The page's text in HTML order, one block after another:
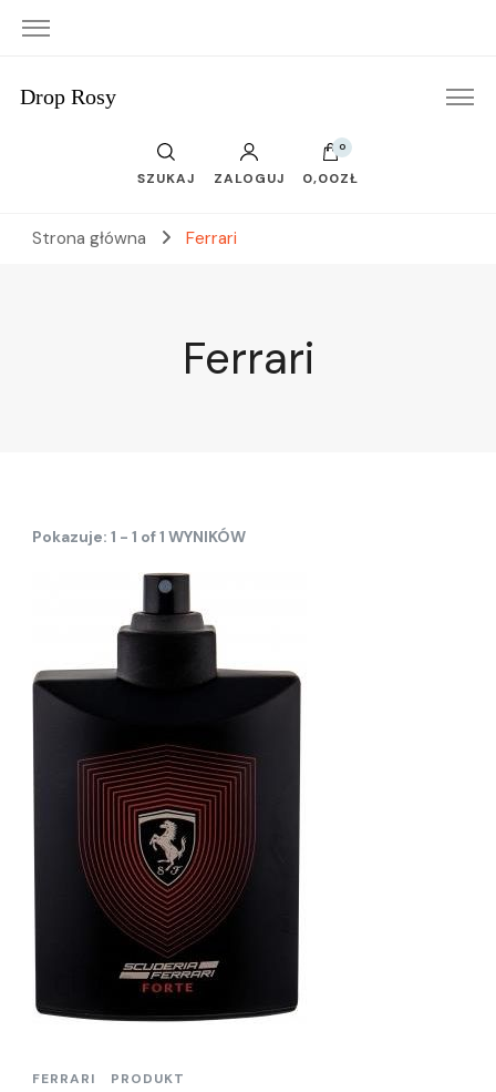
Drop Rosy
SZUKAJ ZALOGUJ
0
0,00ZŁ
Strona główna Ferrari
Ferrari
Pokazuje: 1 - 1 of 1 WYNIKÓW
FERRARI PRODUKT